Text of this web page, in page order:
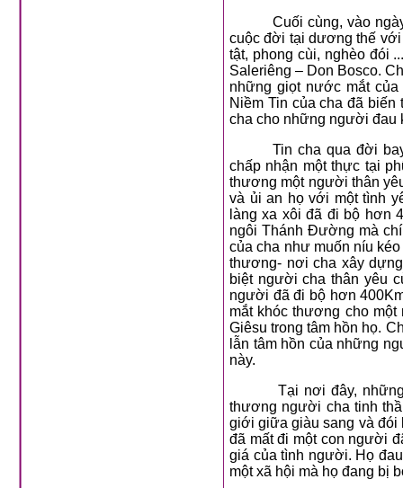
Cuối cùng, vào
cuộc đời tại dương thế
tật, phong cùi, nghèo đói
Saleriêng – Don Bosco.
những giọt nước mắt
Niềm Tin của cha đã
cha cho những người đau
Tin cha qua đời
chấp nhận một thực tại
thương một người thân
và ủi an họ với một tình
làng xa xôi đã đi bộ hơn
ngôi Thánh Đường mà
của cha như muốn níu
thương- nơi cha xây
biệt người cha thân yêu
người đã đi bộ hơn
mắt khóc thương cho
Giêsu trong tâm hồn họ.
lẫn tâm hồn của những
này.
Tại nơi đây,
thương người cha tinh
giới giữa giàu sang và đói
đã mất đi một con người
giá của tình người. Họ
một xã hội mà họ đang bị